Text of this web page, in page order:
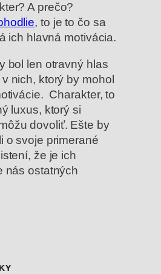
A prečo?
, to je to čo sa
ich hlavná motivácia.
bol len otravný hlas
nich, ktorý by mohol
Charakter, to
luxus, ktorý si
dovoliť. Ešte by
o svoje primerané
že je ich
nás ostatných